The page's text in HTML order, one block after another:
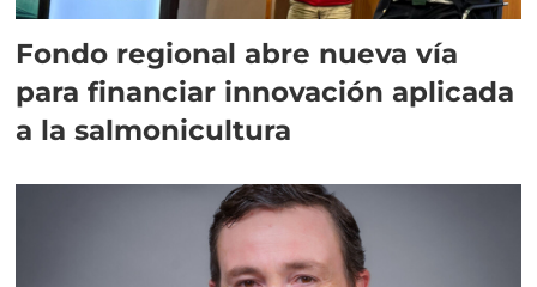
Fondo regional abre nueva vía
para financiar innovación aplicada
a la salmonicultura